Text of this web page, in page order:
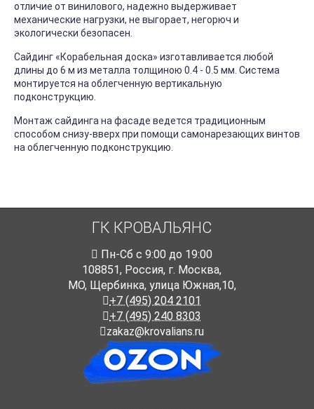
отличие от винилового, надежно выдерживает
механические нагрузки, не выгорает, негорюч и
экологически безопасен.
Сайдинг «Корабельная доска» изготавливается любой
длины до 6 м из металла толщиною 0.4 - 0.5 мм. Система
монтируется на облегченную вертикальную
подконструкцию.
Монтаж сайдинга на фасаде ведется традиционным
способом снизу-вверх при помощи самонарезающих винтов
на облегченную подконструкцию.
ГК КРОВАЛЬЯНС
Пн-Cб с 9:00 до 19:00
108851, Россия, г. Москва,
МО, Щербинка, улица Южная,10,
+7 (495) 204 2101
+7 (495) 240 8303
zakaz@krovalians.ru